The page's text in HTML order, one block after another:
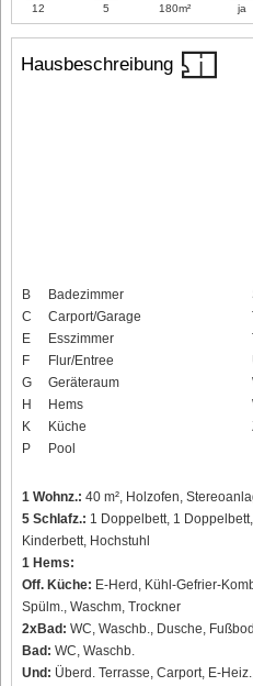
Hausbeschreibung
B
Badezimmer
C
Carport/Garage
E
Esszimmer
F
Flur/Entree
G
Geräteraum
H
Hems
K
Küche
P
Pool
1 Wohnz.: 40 m², Holzofen,
5 Schlafz.: 1 Doppelbett, 1
Kinderbett, Hochstuhl
1 Hems:
Off. Küche: E-Herd, Kühl-Gefrier-
Spülm., Waschm, Trockner
2xBad: WC, Waschb., Dusche,
Bad: WC, Waschb.
Und: Überd. Terrasse, Carport, E-
12 5 180m² ja